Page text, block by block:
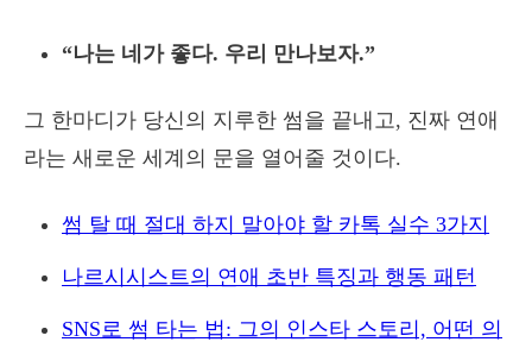
“나는 네가 좋다. 우리 만나보자.”
그 한마디가 당신의 지루한 썸을 끝내고, 진짜 연애
라는 새로운 세계의 문을 열어줄 것이다.
썸 탈 때 절대 하지 말아야 할 카톡 실수 3가지
나르시시스트의 연애 초반 특징과 행동 패턴
SNS로 썸 타는 법: 그의 인스타 스토리, 어떤 의